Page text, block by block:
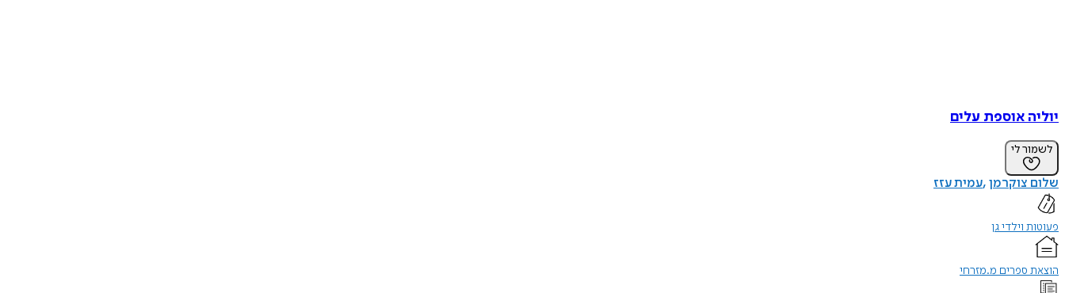
יוליה אוספת עלים
לשמור לי
שלום צוקרמן עמית עזז
פעוטות וילדי גן
הוצאת ספרים מ.מזרחי